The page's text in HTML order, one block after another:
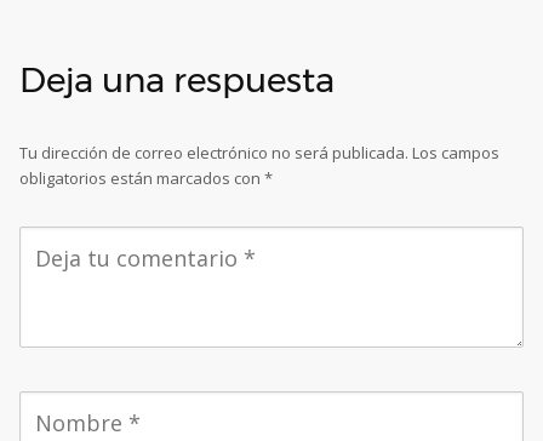
Deja una respuesta
Tu dirección de correo electrónico no será publicada. Los campos
obligatorios están marcados con *